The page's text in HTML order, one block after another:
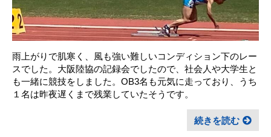
雨上がりで肌寒く、風も強い難しいコンディション下のレー
スでした。大阪陸協の記録会でしたので、社会人や大学生と
も一緒に競技をしました。OB3名も元気に走っており、うち
１名は昨夜遅くまで残業していたそうです。
続きを読む